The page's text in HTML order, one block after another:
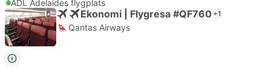
ADL Adelaides flygplats
Ekonomi | Flygresa #QF760 +1
Qantas Airways